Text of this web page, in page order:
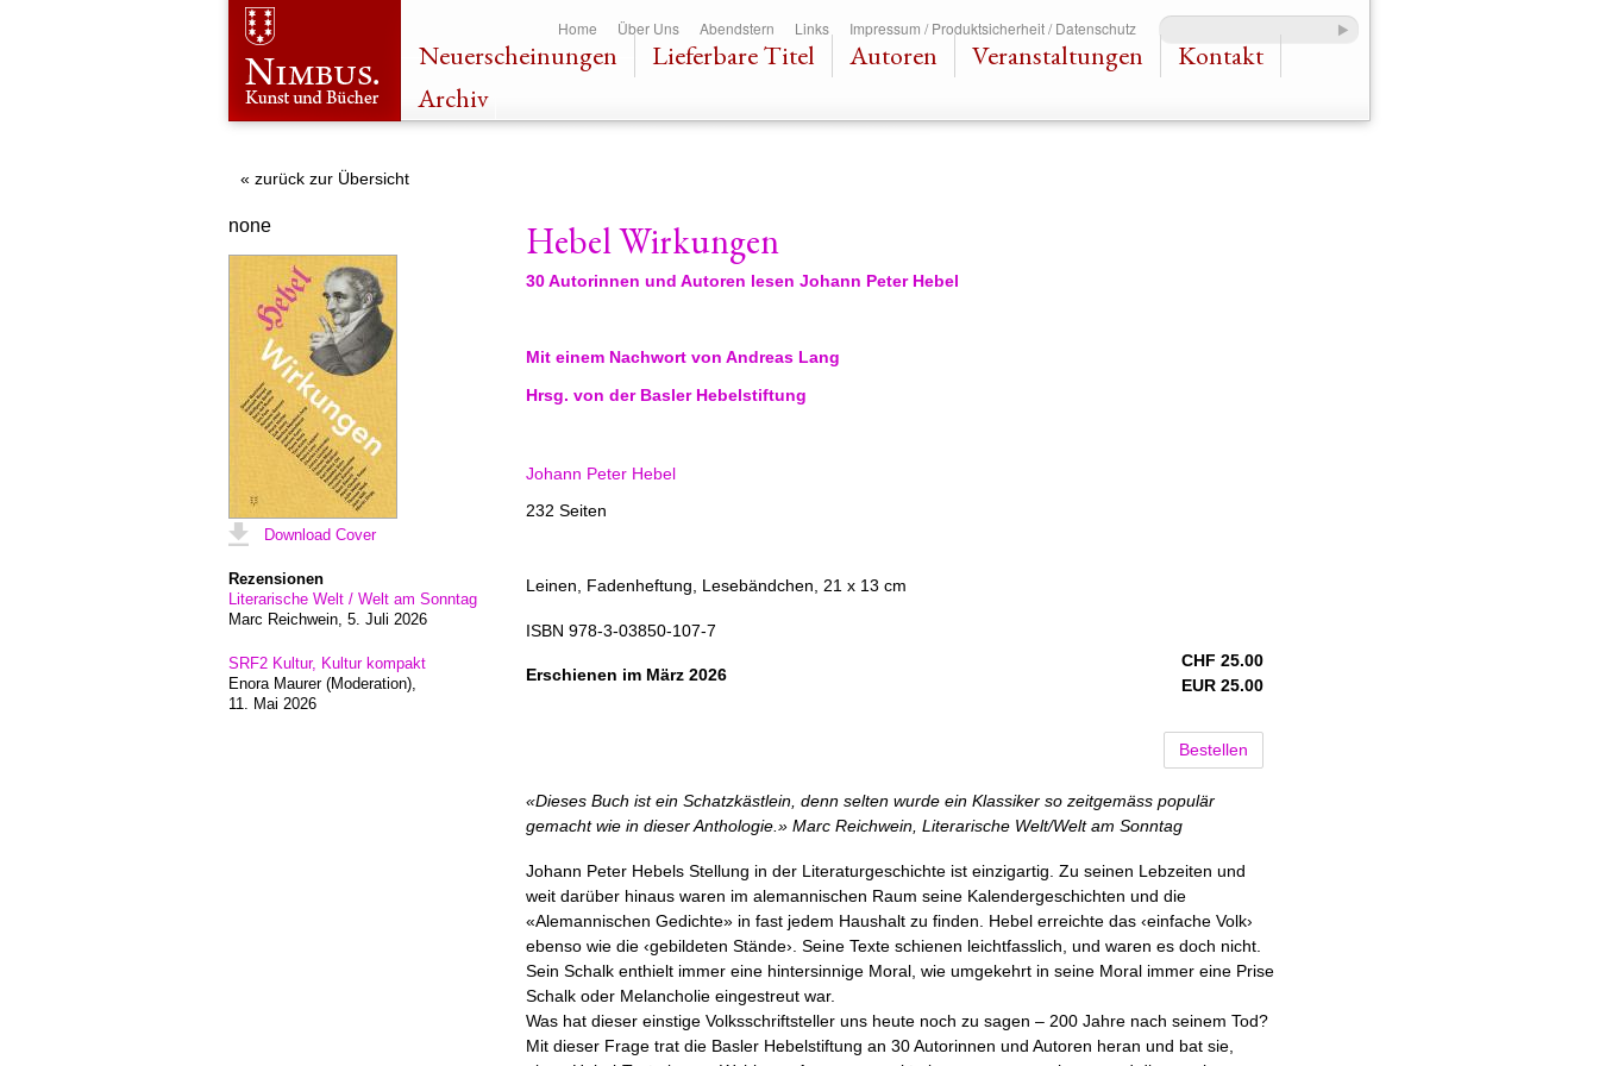
zum
Inhalt
Home Über Uns Abendstern Links Impressum / Produktsicherheit / Datenschutz
Neuerscheinungen Lieferbare Titel Autoren Veranstaltungen
Kontakt
Archiv
none
Download Cover
Rezensionen
Literarische Welt / Welt am Sonntag
Marc Reichwein, 5. Juli 2026
SRF2 Kultur, Kultur kompakt
Enora Maurer (Moderation),
11. Mai 2026
« zurück zur Übersicht
Hebel Wirkungen
30 Autorinnen und Autoren lesen Johann Peter Hebel
Mit einem Nachwort von Andreas Lang
Hrsg. von der Basler Hebelstiftung
Johann Peter Hebel
232 Seiten
Leinen, Fadenheftung, Lesebändchen, 21 x 13 cm
ISBN 978-3-03850-107-7
Erschienen im März 2026
CHF 25.00
EUR 25.00
Bestellen
«Dieses Buch ist ein Schatzkästlein, denn selten wurde ein Klassiker so zeitgemäss populär
gemacht wie in dieser Anthologie.» Marc Reichwein, Literarische Welt/Welt am Sonntag
Johann Peter Hebels Stellung in der Literaturgeschichte ist einzigartig. Zu seinen Lebzeiten und
weit darüber hinaus waren im alemannischen Raum seine Kalendergeschichten und die
«Alemannischen Gedichte» in fast jedem Haushalt zu finden. Hebel erreichte das ‹einfache Volk›
ebenso wie die ‹gebildeten Stände›. Seine Texte schienen leichtfasslich, und waren es doch nicht.
Sein Schalk enthielt immer eine hintersinnige Moral, wie umgekehrt in seine Moral immer eine Prise
Schalk oder Melancholie eingestreut war.
Was hat dieser einstige Volksschriftsteller uns heute noch zu sagen – 200 Jahre nach seinem Tod?
Mit dieser Frage trat die Basler Hebelstiftung an 30 Autorinnen und Autoren heran und bat sie,